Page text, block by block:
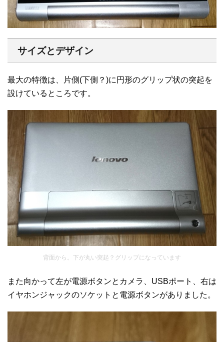
サイズとデザイン
最大の特徴は、片側(下側？)に円形のグリップ状の突起を
設けているところです。
背面から。下が丸い突起？グリップになっています
また向かって左が電源ボタンとカメラ、USBポート、右は
イヤホンジャックのソケットと電源ボタンがありました。